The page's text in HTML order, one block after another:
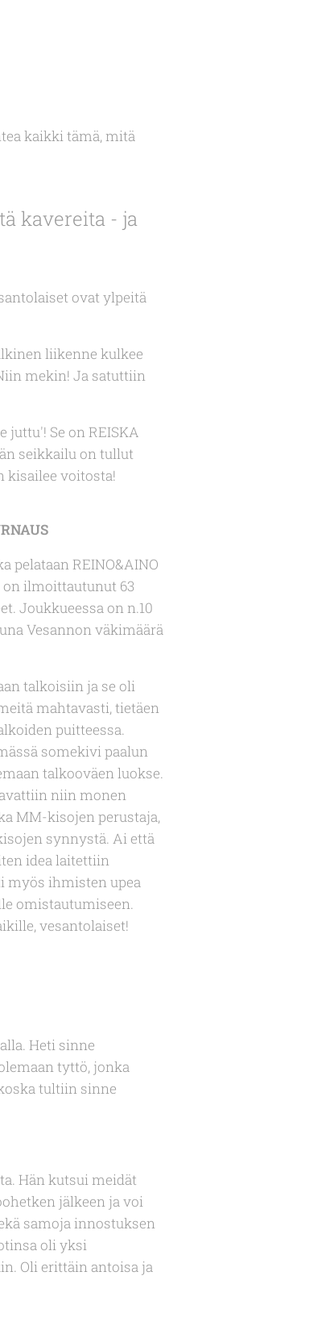
kaikki tämä, mitä
kavereita - ja
ovat ylpeitä
liikenne kulkee
mekin! Ja satuttiin
Se on REISKA
seikkailu on tullut
kisailee voitosta!
pelataan REINO&AINO
ilmoittautunut 63
Joukkueessa on n.10
Vesannon väkimäärä
talkoisiin ja se oli
mahtavasti, tietäen
puitteessa.
somekivi paalun
talkooväen luokse.
niin monen
MM-kisojen perustaja,
synnystä. Ai että
idea laitettiin
myös ihmisten upea
omistautumiseen.
vesantolaiset!
Heti sinne
tyttö, jonka
tultiin sinne
Hän kutsui meidät
jälkeen ja voi
samoja innostuksen
oli yksi
Oli erittäin antoisa ja